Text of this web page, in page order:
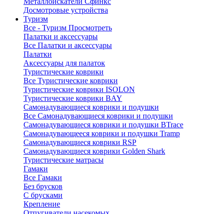
Досмотровые устройства
Туризм
Все - Туризм Просмотреть
Палатки и аксессуары
Все Палатки и аксессуары
Палатки
Аксессуары для палаток
Туристические коврики
Все Туристические коврики
Туристические коврики ISOLON
Туристические коврики BAY
Самонадувающиеся коврики и подушки
Все Самонадувающиеся коврики и подушки
Самонадувающиеся коврики и подушки BTrace
Самонадувающееся коврики и подушки Tramp
Самонадувающиеся коврики RSP
Самонадувающиеся коврики Golden Shark
Туристические матрасы
Гамаки
Все Гамаки
Без брусков
С брусками
Крепление